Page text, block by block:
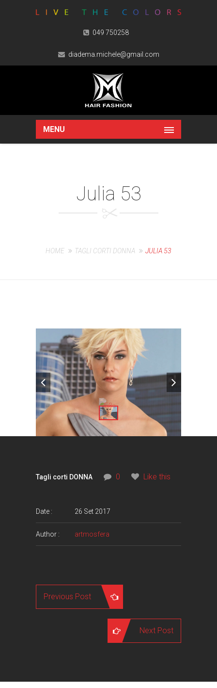
049 750258
diadema.michele@gmail.com
MENU
Julia 53
HOME TAGLI CORTI DONNA JULIA 53
Tagli corti DONNA 0 Like this
Date : 26 Set 2017
Author : artmosfera
Previous Post
Next Post